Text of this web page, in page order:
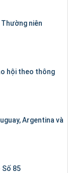
niên
hội theo thông
Argentina và
Số 85